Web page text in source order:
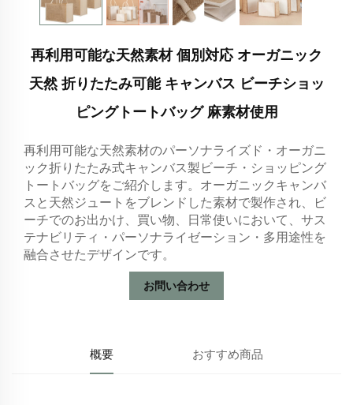
再利用可能な天然素材 個別対応 オーガニック
天然 折りたたみ可能 キャンバス ビーチショッ
ピングトートバッグ 麻素材使用
再利用可能な天然素材のパーソナライズド・オーガニ
ック折りたたみ式キャンバス製ビーチ・ショッピング
トートバッグをご紹介します。オーガニックキャンバ
スと天然ジュートをブレンドした素材で製作され、ビ
ーチでのお出かけ、買い物、日常使いにおいて、サス
テナビリティ・パーソナライゼーション・多用途性を
融合させたデザインです。
お問い合わせ
概要 おすすめ商品